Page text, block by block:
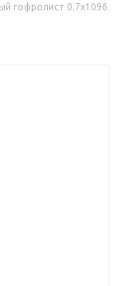
гофролист 0.7x1096